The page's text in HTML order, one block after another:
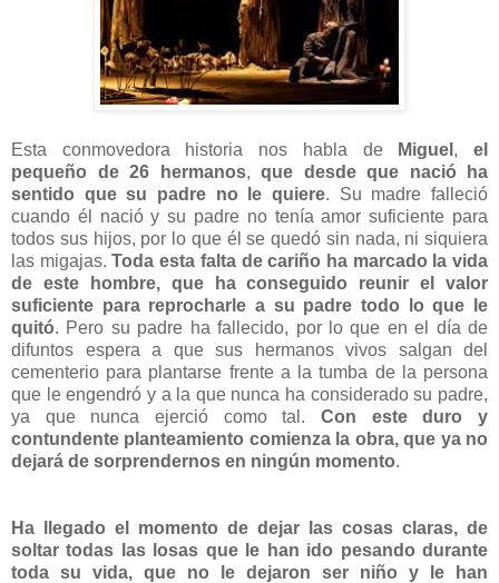
Esta conmovedora historia nos habla de Miguel ,el
pequeño de 26 hermanos, que desde que nació ha
sentido que su padre no le quiere. Su madre falleció
cuando él nació y su padre no tenía amor suficiente para
todos sus hijos, por lo que él se quedó sin nada, ni siquiera
las migajas.Toda esta falta de cariño ha marcado la vida
de este hombre, que ha conseguido reunir el valor
suficiente para reprocharle a su padre todo lo que le
quitó. Pero su padre ha fallecido, por lo que en el día de
difuntos espera a que sus hermanos vivos salgan del
cementerio para plantarse frente a la tumba de la persona
que le engendró y a la que nunca ha considerado su padre,
ya que nunca ejerció como tal. Con este duro y
contundente planteamiento comienza la obra, que ya no
dejará de sorprendernos en ningún momento.
Ha llegado el momento de dejar las cosas claras, de
soltar todas las losas que le han ido pesando durante
toda su vida, que no le dejaron ser niño y le han